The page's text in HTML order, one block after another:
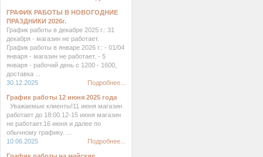
ГРАФИК РАБОТЫ В НОВОГОДНИЕ
ПРАЗДНИКИ 2026г.
График работы в декабре 2025 г.: 31
декабря - магазин не работает.
График работы в январе 2026 г.: - 01/04
января - магазин не работает. - 5
января - рабочий день с 1200 - 1600,
доставка ...
30.12.2025
Подробнее...
График работы 12 июня 2025 года
Уважаемые клиенты!11 июня магазин
работает до 18:00.12-15 июня магазин
не работает.16 июня и далее по
обычному графику. ...
10.06.2025
Подробнее...